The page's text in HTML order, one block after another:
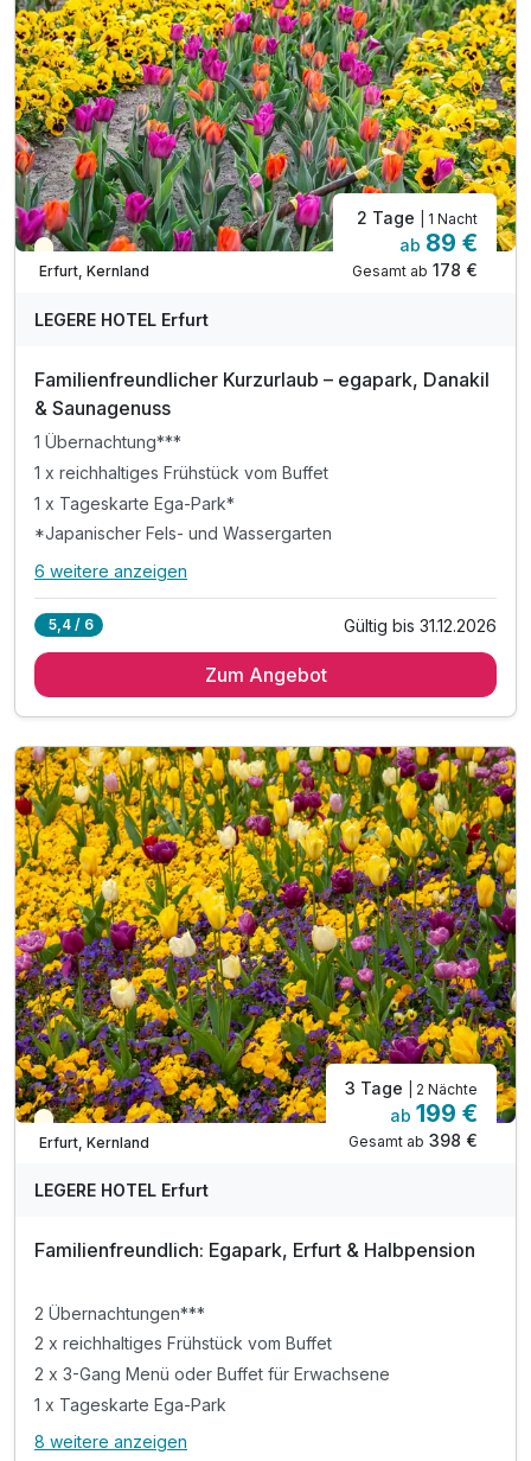
EgaPark ab dem 01.01.2023 Montags geschlossen
1 x Begrüßungsgetränk
inkl. Voucher im Hotelshop
Late Check Out bis 14 Uhr, auf Anfrage nach Verf.
Teilweise ausgelastet
Erfurt, Kernland
2 Tage | 1 Nacht
ab 89 €
Gesamt ab 178 €
LEGERE HOTEL Erfurt
Familienfreundlicher Kurzurlaub – egapark, Danakil
& Saunagenuss
1 Übernachtung***
1 x reichhaltiges Frühstück vom Buffet
1 x Tageskarte Ega-Park*
*Japanischer Fels- und Wassergarten
Alle Inklusivleistungen
1 x reichhaltiges Frühstück vom Buffet
*Deutsches Gartenbaumuseum
*Gärtnerreich mit 29 Spielgeräten für Kinder
*Skulpturengarten mit Plastiken namhafter Künstler
*Rosengarten
inkl. Voucher im Hotelshop
Late Check Out bis 14 Uhr, auf Anfrage nach Verf.
6 weitere anzeigen
5,4 / 6 Gültig bis 31.12.2026
Zum Angebot
Teilweise ausgelastet
Erfurt, Kernland
3 Tage | 2 Nächte
ab 199 €
Gesamt ab 398 €
LEGERE HOTEL Erfurt
Familienfreundlich: Egapark, Erfurt & Halbpension
2 Übernachtungen***
2 x reichhaltiges Frühstück vom Buffet
2 x 3-Gang Menü oder Buffet für Erwachsene
1 x Tageskarte Ega-Park
Alle Inklusivleistungen
8 weitere anzeigen